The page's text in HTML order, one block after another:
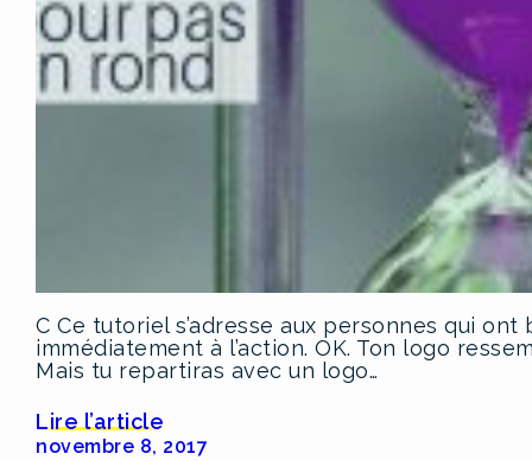
C Ce tutoriel s’adresse aux personnes qui
immédiatement à l’action. OK. Ton logo
Mais tu repartiras avec un logo…
Lire l’article
novembre 8, 2017